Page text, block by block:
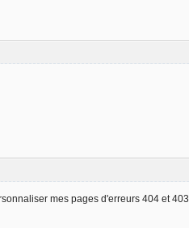
mes pages d'erreurs 404 et